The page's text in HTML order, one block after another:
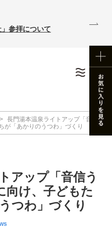
参拝について
> 長門湯本温泉ライトアップ「音信
が「あかりのうつわ」づくり
アップ「音信う
向け、子どもた
つわ」づくり